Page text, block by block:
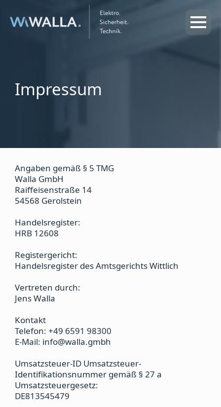
Impressum
Angaben gemäß § 5 TMG
Walla GmbH
Raiffeisenstraße 14
54568 Gerolstein
Handelsregister:
HRB 12608
Registergericht:
Handelsregister des Amtsgerichts Wittlich
Vertreten durch:
Jens Walla
Kontakt
Telefon: +49 6591 98300
E-Mail: info@walla.gmbh
Umsatzsteuer-ID Umsatzsteuer-
Identifikationsnummer gemäß § 27 a
Umsatzsteuergesetz:
DE813545479